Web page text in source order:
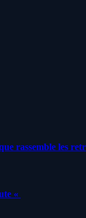
rassemble les
«